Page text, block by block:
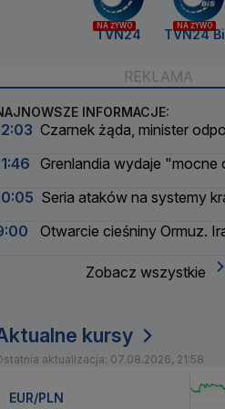
NA ŻYWO
TVN24
NA ŻYWO
TVN24
INFORMACJE:
Czarnek żąda, minister
Grenlandia wydaje "mocne
Seria ataków na systemy
Otwarcie cieśniny Ormuz.
Zobacz wszystkie
kursy
aktualizacja: 07.08.2026, 21:58
EUR/PLN